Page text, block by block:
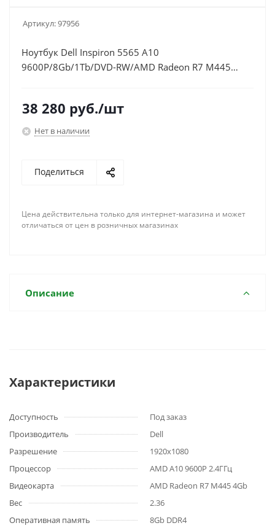
Артикул:97956
Ноутбук Dell Inspiron 5565 A10
9600P/8Gb/1Tb/DVD-RW/AMD Radeon R7 M445
38 280 руб./шт
Нет в наличии
Поделиться
Цена действительна только для интернет-магазина и может
отличаться от цен в розничных магазинах
Описание
Характеристики
Доступность
Под заказ
Производитель
Dell
Разрешение
1920x1080
Процессор
AMD A10 9600P 2.4ГГц
Видеокарта
AMD Radeon R7 M445 4Gb
Вес
2.36
Оперативная память
8Gb DDR4